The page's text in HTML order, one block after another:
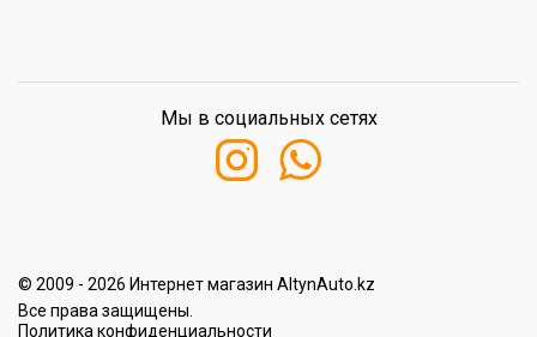
© 2009 - 2026 Интернет магазин AltynAuto.kz
Все права защищены.
Политика конфиденциальности
Мы в социальных сетях